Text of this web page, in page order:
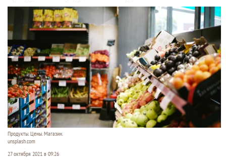
Продукты. Цены. Магазин.
unsplash.com
27 октября 2021 в 09:26